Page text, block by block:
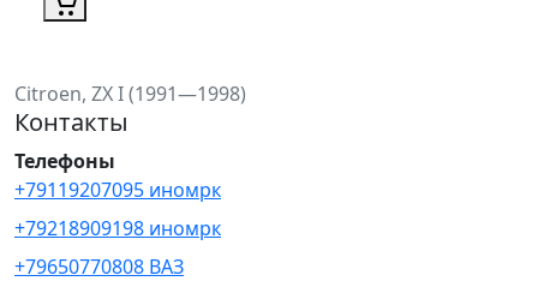
Citroen, ZX I (1991—1998)
Контакты
Телефоны
+79119207095 иномрк
+79218909198 иномрк
+79650770808 ВАЗ